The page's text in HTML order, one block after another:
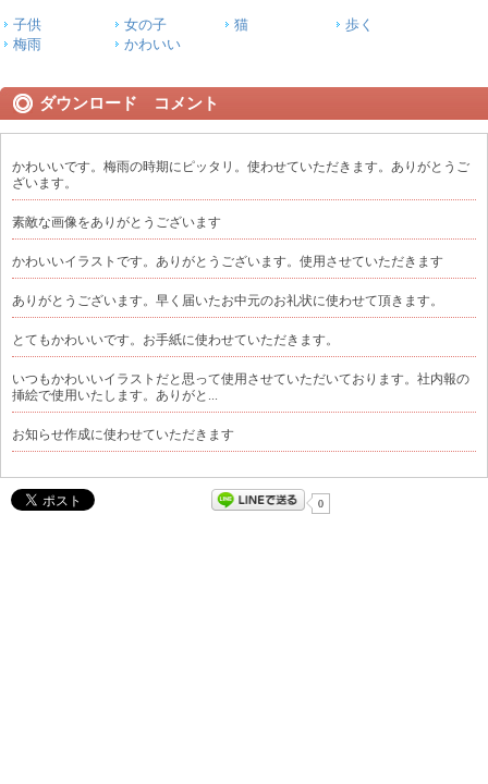
子供 女の子 猫
歩く
梅雨
かわいい
ダウンロード コメント
かわいいです。梅雨の時期にピッタリ。使わせていただきます。ありがとうご
ざいます。
素敵な画像をありがとうございます
かわいいイラストです。ありがとうございます。使用させていただきます
ありがとうございます。早く届いたお中元のお礼状に使わせて頂きます。
とてもかわいいです。お手紙に使わせていただきます。
いつもかわいいイラストだと思って使用させていただいております。社内報の
挿絵で使用いたします。ありがと...
お知らせ作成に使わせていただきます
0